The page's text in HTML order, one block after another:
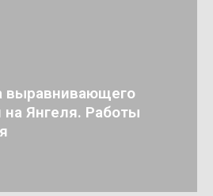
выравнивающего
Янгеля. Работы